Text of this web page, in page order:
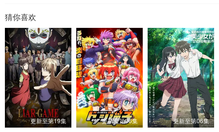
猜你喜欢
更新至第19集 更新至第06集 更新至第06集